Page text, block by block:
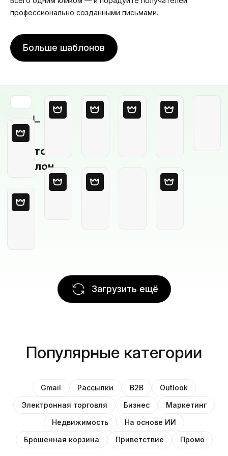
профессионально созданными письмами.
Больше шаблонов
Пустой
шаблон
Загрузить ещё
Популярные категории
Gmail Рассылки B2B
Outlook
Электронная торговля
Бизнес
Маркетинг
Недвижимость
На основе ИИ
Брошенная корзина
Приветствие Промо